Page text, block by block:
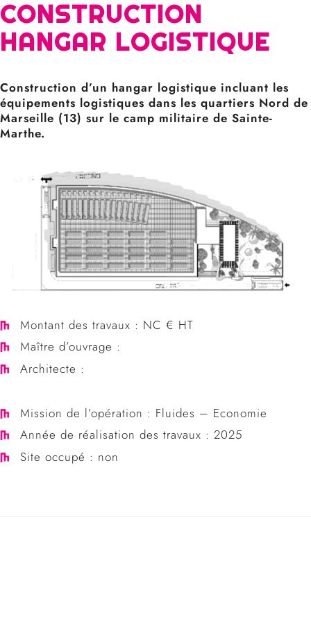
CONSTRUCTION
HANGAR LOGISTIQUE
Construction d’un hangar logistique incluant les
équipements logistiques dans les quartiers Nord de
Marseille (13) sur le camp militaire de Sainte-
Marthe.
Montant des travaux : NC € HT
Maître d’ouvrage :
Architecte :
Mission de l’opération : Fluides – Economie
Année de réalisation des travaux : 2025
Site occupé : non